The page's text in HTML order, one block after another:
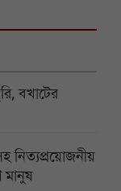
বখাটের
নিত্যপ্রয়োজনীয়
মানুষ